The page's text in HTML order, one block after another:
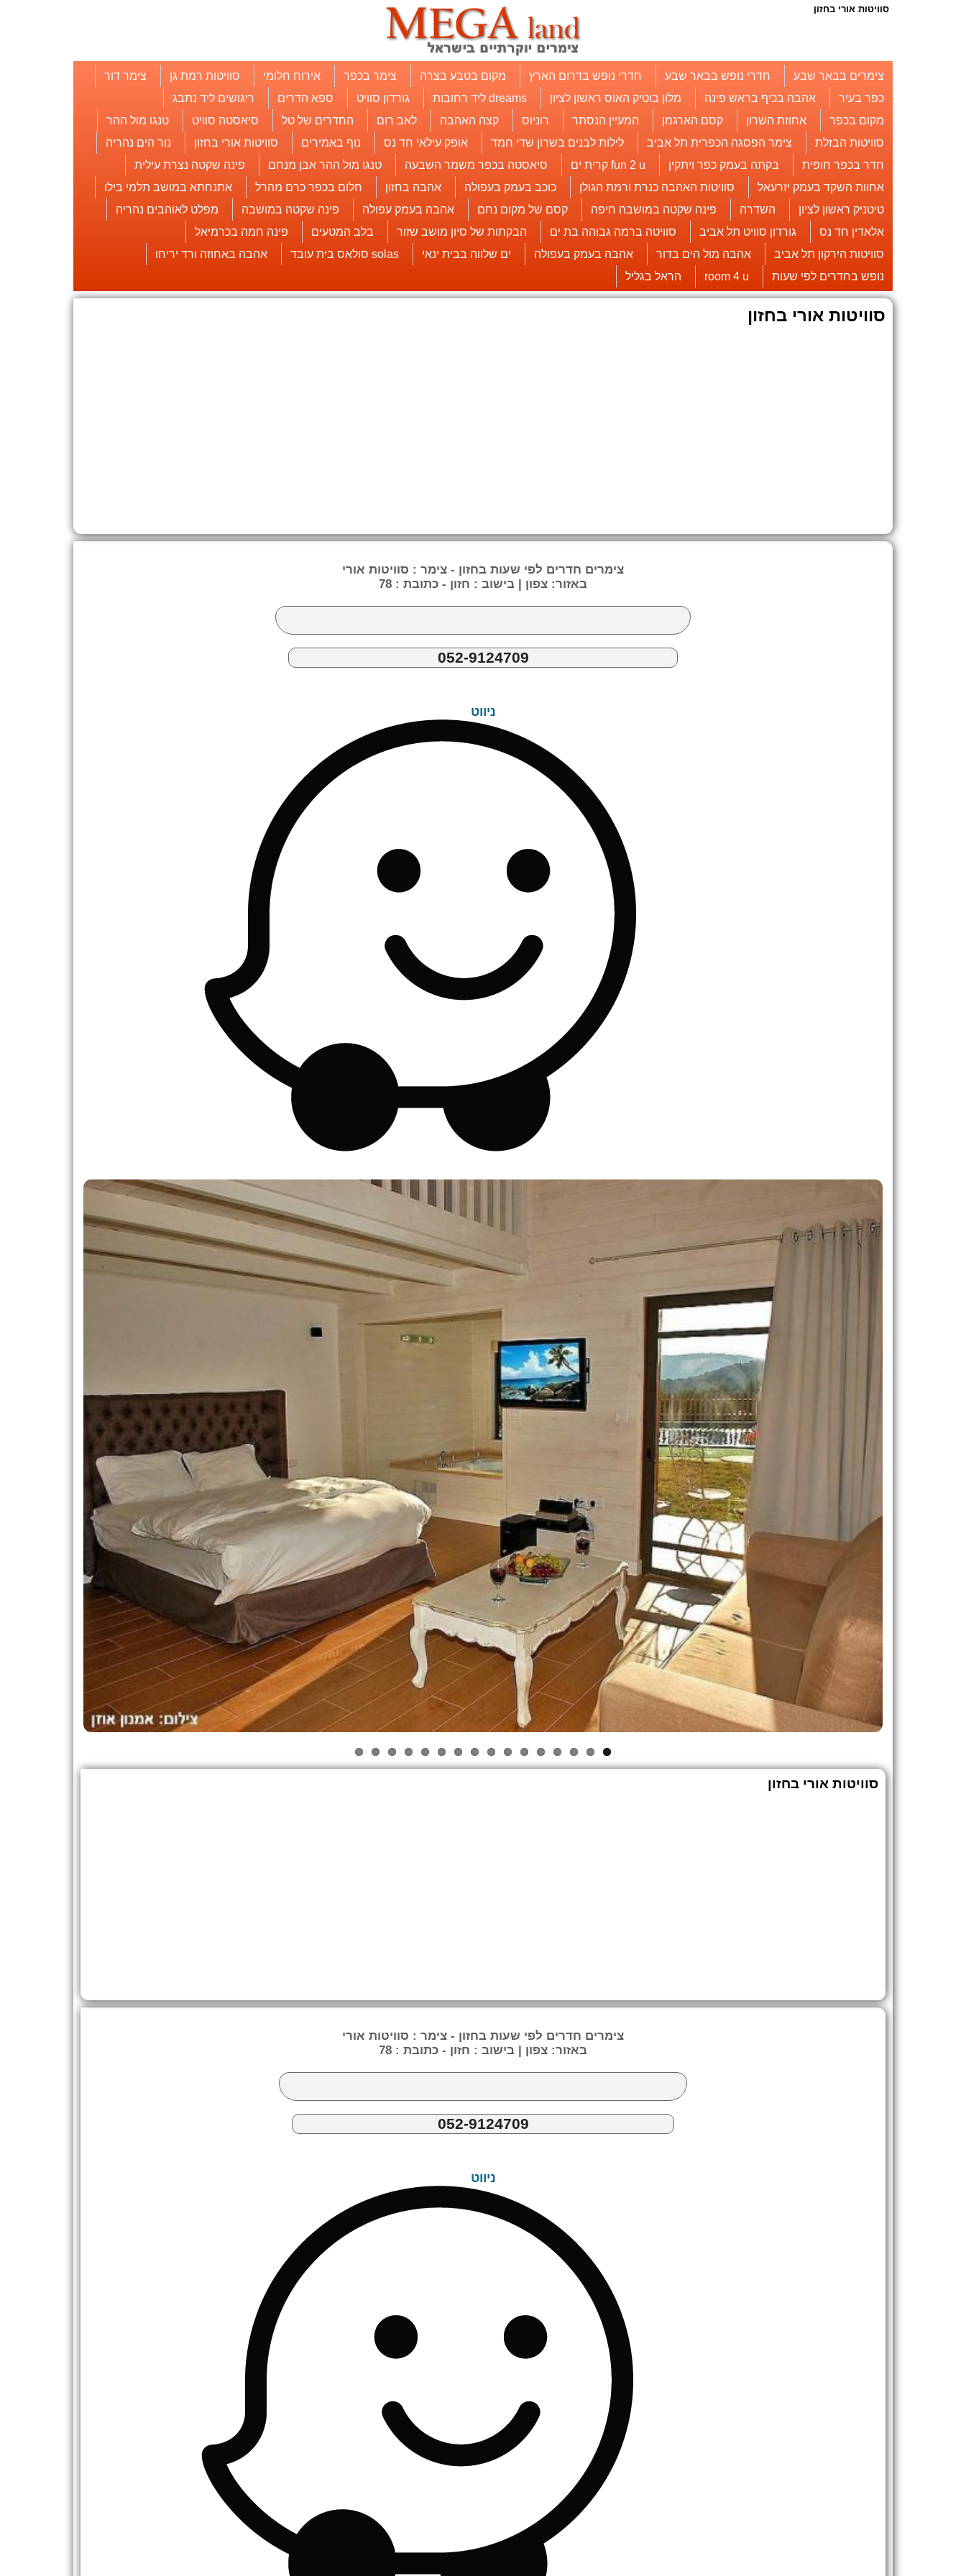
סוויטות אורי בחזון
צימרים בבאר שבע חדרי נופש בבאר שבע חדרי נופש בדרום הארץ מקום בטבע בצרה צימר בכפר אירוח חלומי סוויטות רמת גן
צימר דור
כפר בעיר
אהבה בכיף בראש פינה מלון בוטיק האוס ראשון לציון dreams ליד רחובות גורדון סוויט ספא הדרים
ריגושים ליד נתבג
מקום בכפר
אחוזת השרון קסם הארגמן המעיין הנסתר רוניוס קצה האהבה לאב רום החדרים של טל סיאסטה סוויט
טנגו מול ההר
סוויטות הבזלת
צימר הפסגה הכפרית תל אביב לילות לבנים בשרון שדי חמד אופק עילאי חד נס נוף באמירים סוויטות אורי בחזון
נור הים נהריה
חדר בכפר חופית
בקתה בעמק כפר ויתקין fun 2 u קרית ים סיאסטה בכפר משמר השבעה טנגו מול ההר אבן מנחם
פינה שקטה נצרת עילית
אחוות השקד בעמק יזרעאל
סוויטות האהבה כנרת ורמת הגולן כוכב בעמק בעפולה אהבה בחזון חלום בכפר כרם מהרל
אתנחתא במושב תלמי בילו
טיטניק ראשון לציון
השדרה פינה שקטה במושבה חיפה קסם של מקום נחם אהבה בעמק עפולה פינה שקטה במושבה
מפלט לאוהבים נהריה
אלאדין חד נס
גורדון סוויט תל אביב סוויטה ברמה גבוהה בת ים הבקתות של סיון מושב שזור בלב המטעים
פינה חמה בכרמיאל
סוויטות הירקון תל אביב
אהבה מול הים בדור אהבה בעמק בעפולה ים שלווה בבית ינאי solas סולאס בית עובד
אהבה באחוזה ורד יריחו
נופש בחדרים לפי שעות
room 4 u הראל בגליל
סוויטות אורי בחזון
צימרים חדרים לפי שעות בחזון - צימר : סוויטות אורי
באזור: צפון | בישוב : חזון - כתובת : 78
052-9124709
ניווט
סוויטות אורי בחזון
צימרים חדרים לפי שעות בחזון - צימר : סוויטות אורי
באזור: צפון | בישוב : חזון - כתובת : 78
052-9124709
ניווט